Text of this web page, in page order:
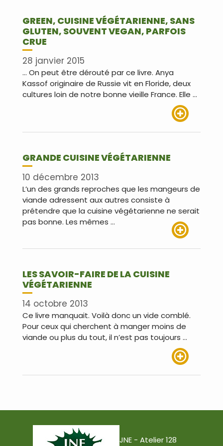
GREEN, CUISINE VÉGÉTARIENNE, SANS
GLUTEN, SOUVENT VEGAN, PARFOIS
CRUE
28 janvier 2015
… On peut être dérouté par ce livre. Anya
Kassof originaire de Russie vit en Floride, deux
cultures loin de notre bonne vieille France. Elle …
GRANDE CUISINE VÉGÉTARIENNE
10 décembre 2013
L’un des grands reproches que les mangeurs de
viande adressent aux autres consiste à
prétendre que la cuisine végétarienne ne serait
pas bonne. Les mêmes …
LES SAVOIR-FAIRE DE LA CUISINE
VÉGÉTARIENNE
14 octobre 2013
Ce livre manquait. Voilà donc un vide comblé.
Pour ceux qui cherchent à manger moins de
viande ou plus du tout, il n’est pas toujours …
JNE - Atelier 128